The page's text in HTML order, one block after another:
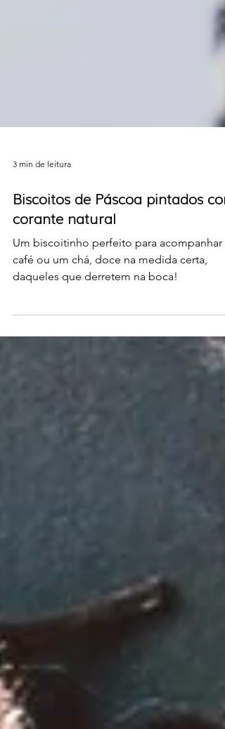
3 min de leitura
Biscoitos de Páscoa pintados com
corante natural
Um biscoitinho perfeito para acompanhar o
daqueles que derretem na boca!